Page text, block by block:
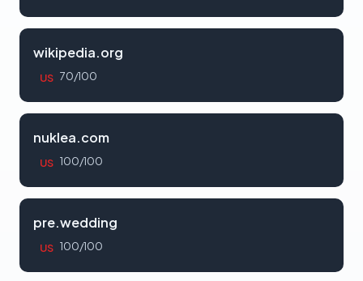
wikipedia.org
US 70/100
nuklea.com
US 100/100
pre.wedding
US 100/100